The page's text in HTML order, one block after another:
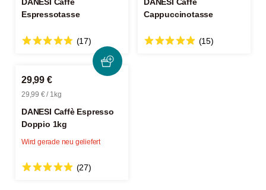
DANESI Caffè
Espressotasse
(17)
DANESI Caffè
Cappuccinotasse
(15)
29,99 €
29,99 € / 1kg
DANESI Caffè Espresso
Doppio 1kg
(27)
Wird gerade neu geliefert